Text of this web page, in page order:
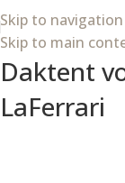
Skip to navigation
Skip to main
Daktent
LaFerrari